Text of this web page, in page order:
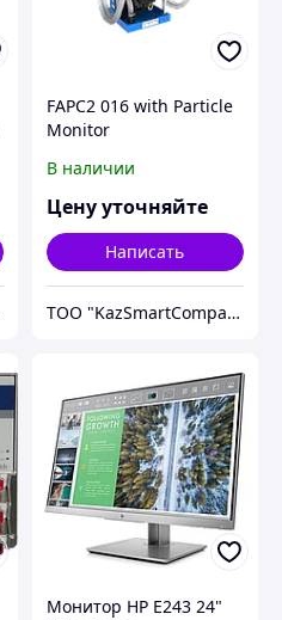
FAPC2 016 with Particle
Monitor
В наличии
Цену уточняйте
Написать
ТОО "KazSmartCompany"
Монитор HP E243 24"